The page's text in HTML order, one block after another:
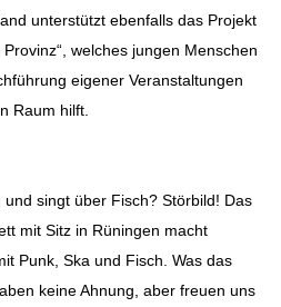
unterstützt ebenfalls das Projekt
Provinz“, welches jungen Menschen
eigener Veranstaltungen
Raum hilft.
und singt über Fisch? Störbild! Das
mit Sitz in Rüningen macht
Punk, Ska und Fisch. Was das
keine Ahnung, aber freuen uns